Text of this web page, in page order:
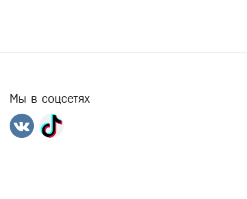
Мы в соцсетях